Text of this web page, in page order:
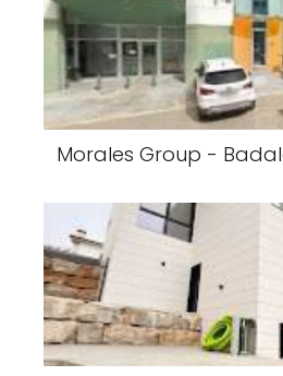
Morales Group -